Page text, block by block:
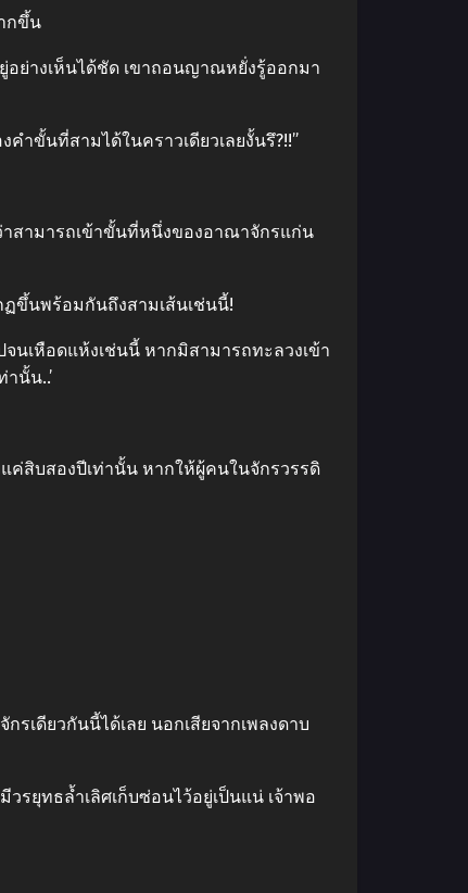
กขึ้น
อย่างเห็นได้ชัด เขาถอนญาณหยั่งรู้ออกมา
ขั้นที่สามได้ในคราวเดียวเลยงั้นรึ?!!”
สามารถเข้าขั้นที่หนึ่งของอาณาจักรแก่น
ขึ้นพร้อมกันถึงสามเส้นเช่นนี้!
นเหือดแห้งเช่นนี้ หากมิสามารถทะลวงเข้า
นั้น..’
ค่สิบสองปีเท่านั้น หากให้ผู้คนในจักรวรรดิ
เดียวกันนี้ได้เลย นอกเสียจากเพลงดาบ
รยุทธล้ำเลิศเก็บซ่อนไว้อยู่เป็นแน่ เจ้าพอ